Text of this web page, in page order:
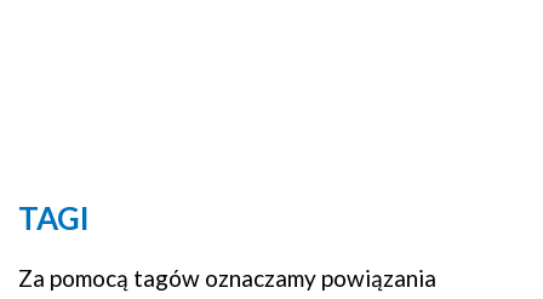
TAGI
Za pomocą tagów oznaczamy powiązania